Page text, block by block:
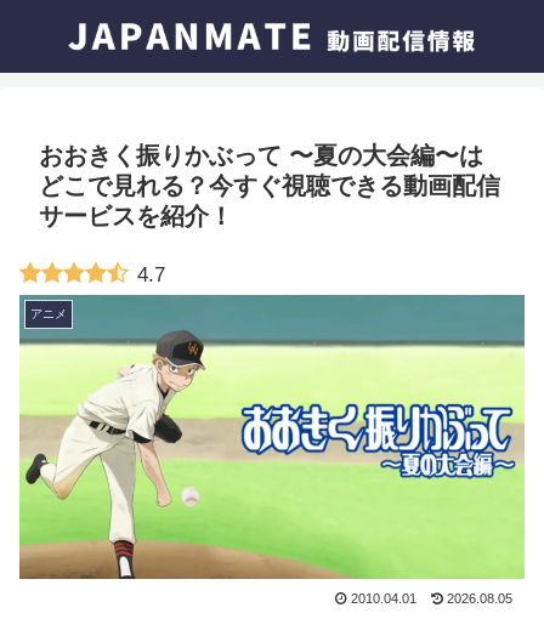
おおきく振りかぶって 〜夏の大会編〜は
どこで見れる？今すぐ視聴できる動画配信
サービスを紹介！
4.7
アニメ
2010.04.01 2026.08.05